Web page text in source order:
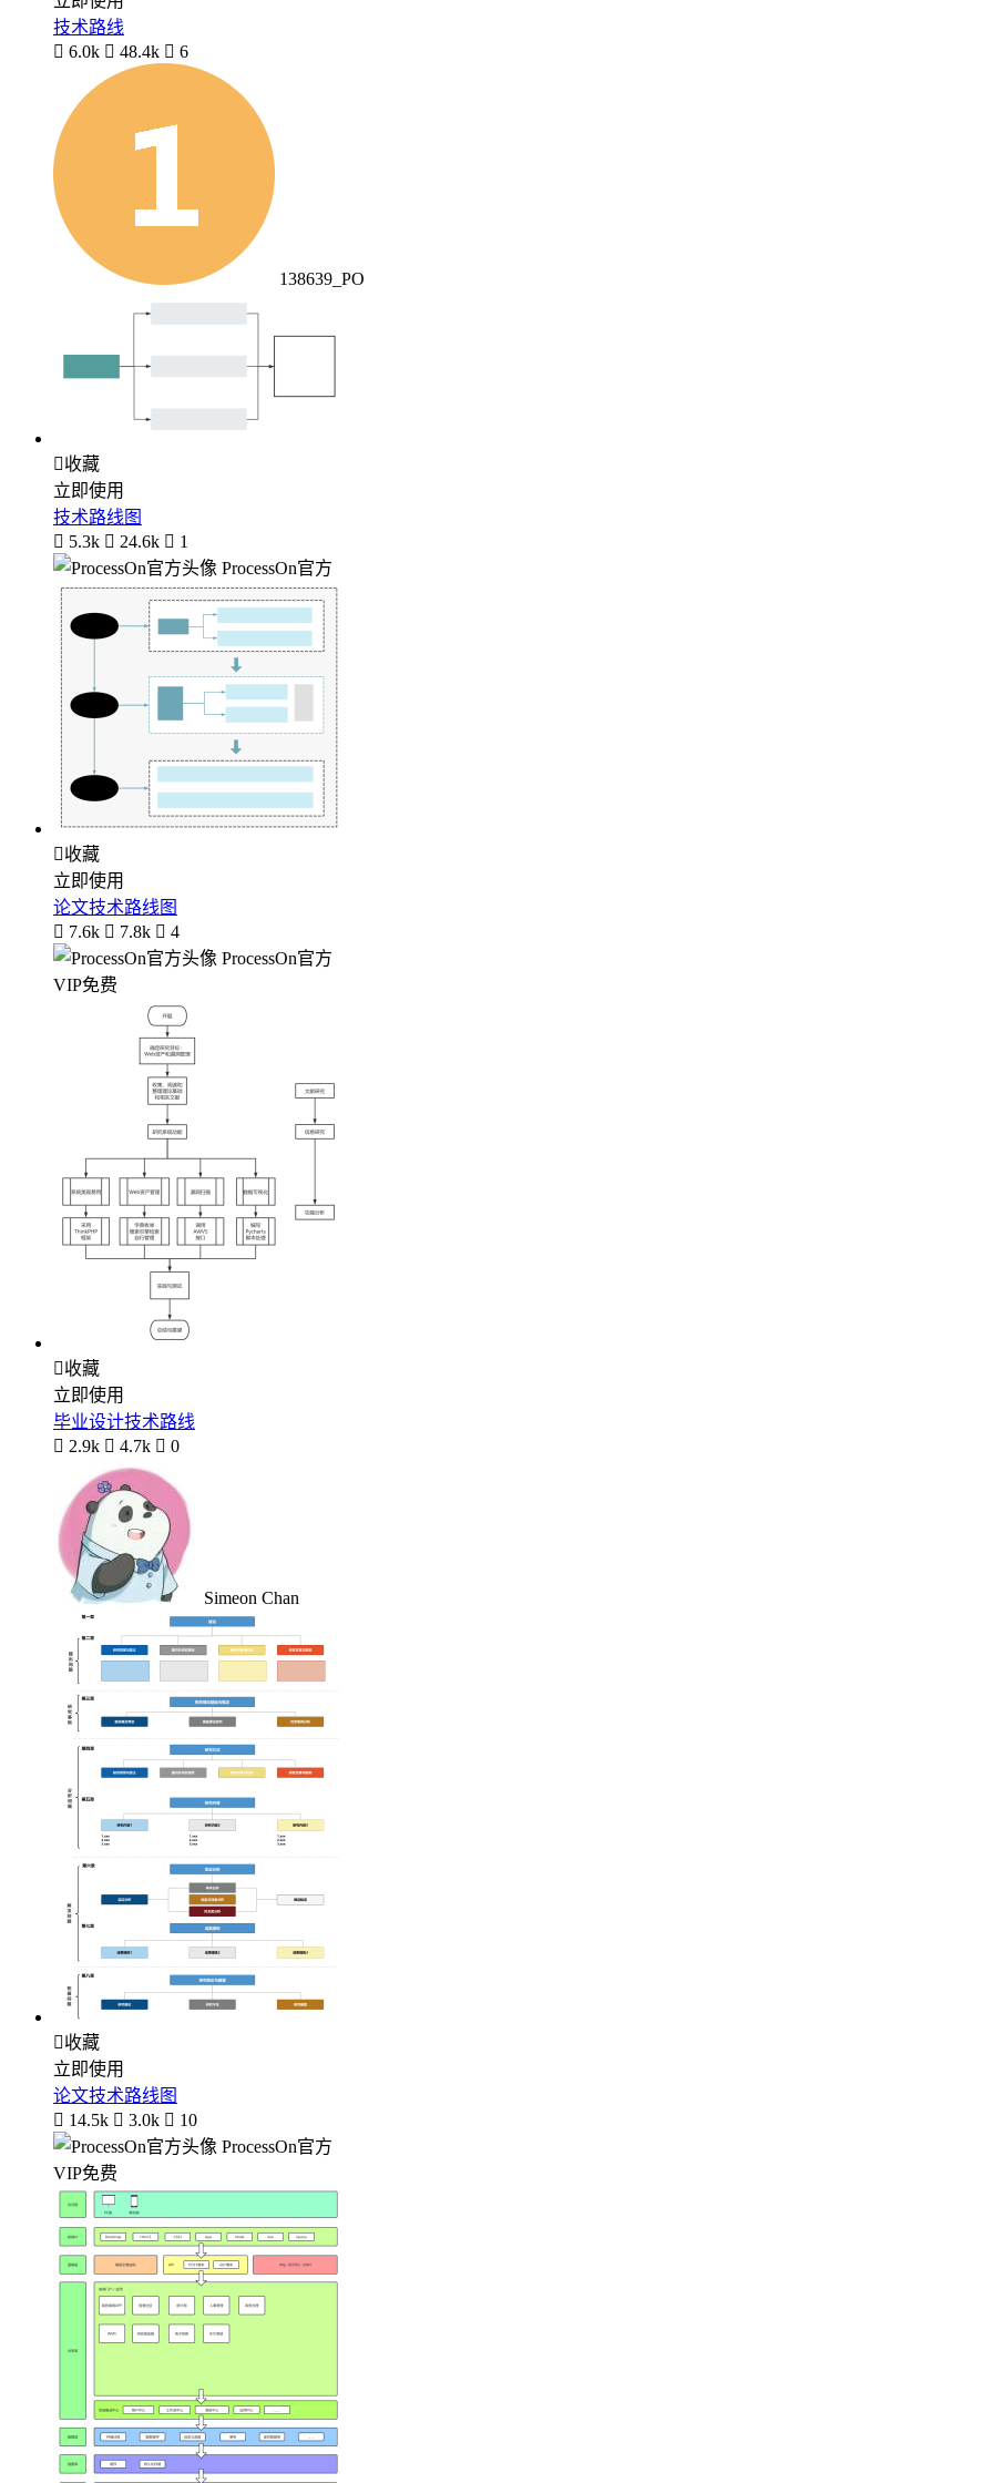
技术路线
 6.0k  48.4k  6
138639_PO
收藏
立即使用
技术路线图
 5.3k  24.6k  1
ProcessOn官方
收藏
立即使用
论文技术路线图
 7.6k  7.8k  4
ProcessOn官方
VIP免费
收藏
立即使用
毕业设计技术路线
 2.9k  4.7k  0
Simeon Chan
收藏
立即使用
论文技术路线图
 14.5k  3.0k  10
ProcessOn官方
VIP免费